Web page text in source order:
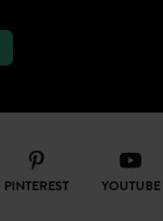
PINTEREST YOUTUBE